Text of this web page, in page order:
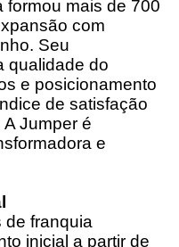
formou mais de 700
com
Seu
qualidade do
e posicionamento
de satisfação
Jumper é
e
de franquia
inicial a partir de